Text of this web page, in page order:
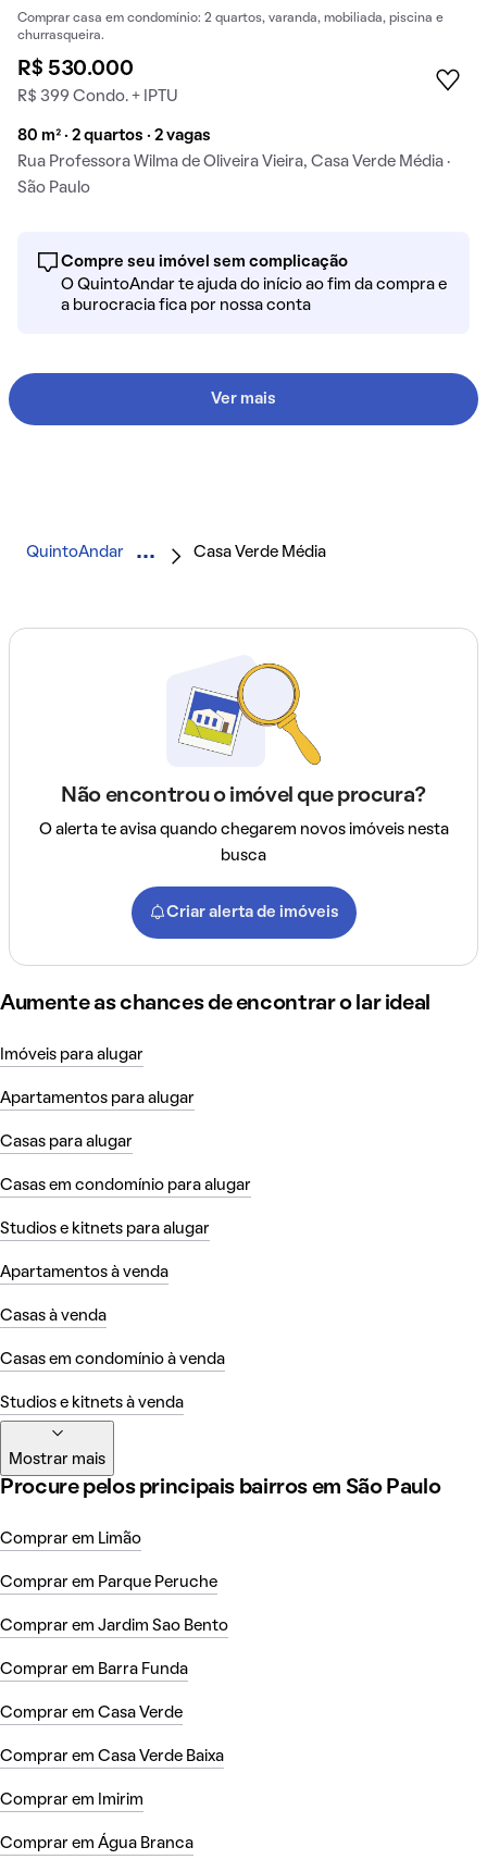
Comprar casa em condomínio: 2 quartos, varanda, mobiliada, piscina e
churrasqueira.
R$ 530.000
R$ 399 Condo. + IPTU
80 m² · 2 quartos · 2 vagas
Rua Professora Wilma de Oliveira Vieira, Casa Verde Média ·
São Paulo
Compre seu imóvel sem complicação
O QuintoAndar te ajuda do início ao fim da compra e
a burocracia fica por nossa conta
Ver mais
QuintoAndar Casa Verde Média
Não encontrou o imóvel que procura?
O alerta te avisa quando chegarem novos imóveis nesta
busca
Criar alerta de imóveis
Aumente as chances de encontrar o lar ideal
Imóveis para alugar
Apartamentos para alugar
Casas para alugar
Casas em condomínio para alugar
Studios e kitnets para alugar
Apartamentos à venda
Casas à venda
Casas em condomínio à venda
Studios e kitnets à venda
Mostrar mais
Procure pelos principais bairros em São Paulo
Comprar em Limão
Comprar em Parque Peruche
Comprar em Jardim Sao Bento
Comprar em Barra Funda
Comprar em Casa Verde
Comprar em Casa Verde Baixa
Comprar em Imirim
Comprar em Água Branca